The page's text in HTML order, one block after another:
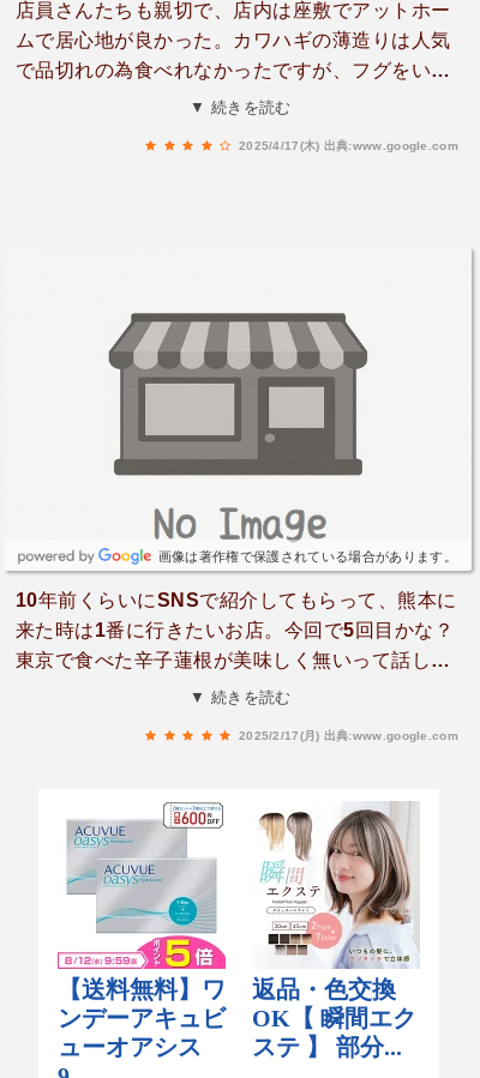
店員さんたちも親切で、店内は座敷でアットホー
ムで居心地が良かった。カワハギの薄造りは人気
で品切れの為食べれなかったですが、フグをいた
だきました。料理はどれも美味しく、熊本の郷土
▼ 続きを読む
2025/4/17(木) 出典:www.google.com
画像は著作権で保護されている場合があります。
10年前くらいにSNSで紹介してもらって、熊本に
来た時は1番に行きたいお店。今回で5回目かな？
東京で食べた辛子蓮根が美味しく無いって話した
ら、熊本来たらこの店で食べてと言われたのがき
コリコリした食感と肝の甘さが絶品でした。
▼ 続きを読む
2025/2/17(月) 出典:www.google.com